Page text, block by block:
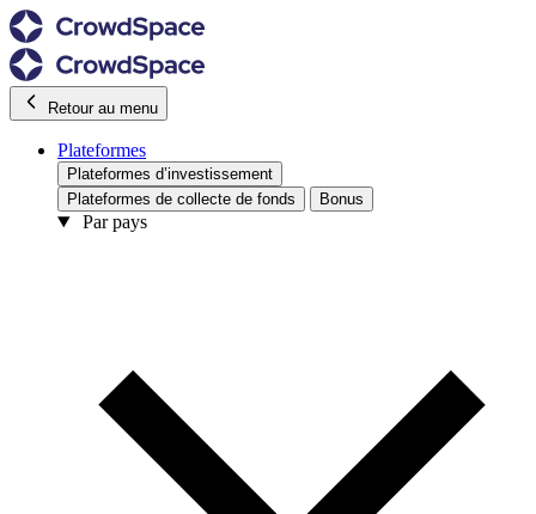
Retour au menu
Plateformes
Plateformes d’investissement
Plateformes de collecte de fonds
Bonus
Par pays